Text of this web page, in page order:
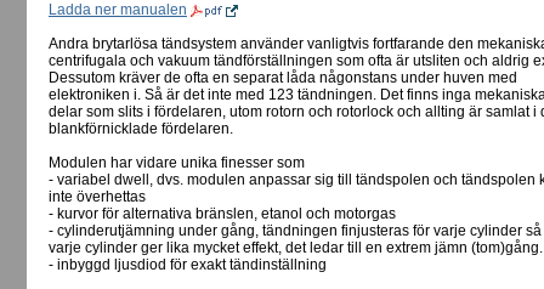
Ladda ner manualen
Andra brytarlösa tändsystem använder vanligtvis fortfarande den
centrifugala och vakuum tändförställningen som ofta är utsliten och aldrig
Dessutom kräver de ofta en separat låda någonstans under huven med
elektroniken i. Så är det inte med 123 tändningen. Det finns inga
delar som slits i fördelaren, utom rotorn och rotorlock och allting är samlat i
blankförnicklade fördelaren.
Modulen har vidare unika finesser som
- variabel dwell, dvs. modulen anpassar sig till tändspolen och tändspolen
inte överhettas
- kurvor för alternativa bränslen, etanol och motorgas
- cylinderutjämning under gång, tändningen finjusteras för varje cylinder så
varje cylinder ger lika mycket effekt, det ledar till en extrem jämn (tom)gång.
- inbyggd ljusdiod för exakt tändinställning